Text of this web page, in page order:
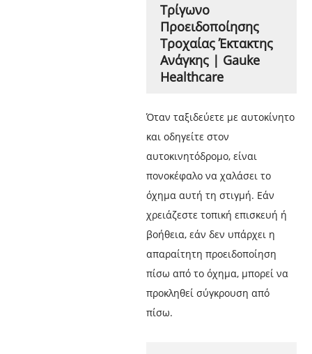
Τρίγωνο
Προειδοποίησης
Τροχαίας Έκτακτης
Ανάγκης | Gauke
Healthcare
Όταν ταξιδεύετε με αυτοκίνητο
και οδηγείτε στον
αυτοκινητόδρομο, είναι
πονοκέφαλο να χαλάσει το
όχημα αυτή τη στιγμή. Εάν
χρειάζεστε τοπική επισκευή ή
βοήθεια, εάν δεν υπάρχει η
απαραίτητη προειδοποίηση
πίσω από το όχημα, μπορεί να
προκληθεί σύγκρουση από
πίσω.